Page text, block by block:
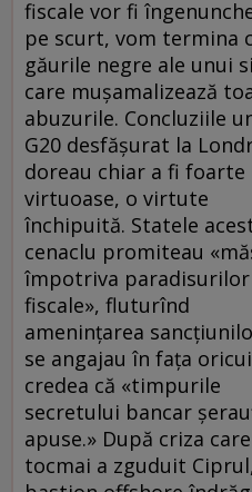
fiscale vor fi
pe scurt, vom termina
găurile negre ale unui
care muşamalizează
abuzurile. Concluziile
G20 desfăşurat la
doreau chiar a fi foarte
virtuoase, o virtute
închipuită. Statele
cenaclu promiteau
împotriva paradisurilor
fiscale», fluturînd
ameninţarea
se angajau în faţa oricui
credea că «timpurile
secretului bancar
apuse.» După criza care
tocmai a zguduit